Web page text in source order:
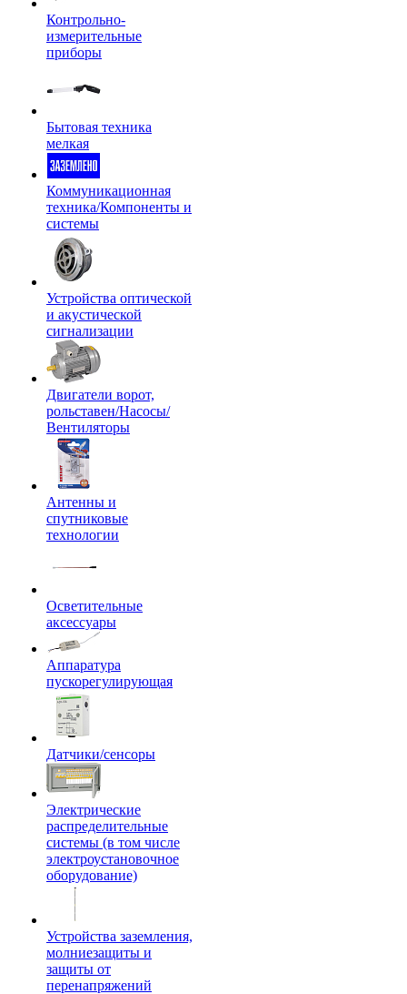
Контрольно-
измерительные
приборы
Бытовая техника
мелкая
Коммуникационная
техника/Компоненты и
системы
Устройства оптической
и акустической
сигнализации
Двигатели ворот,
рольставен/Насосы/
Вентиляторы
Антенны и
спутниковые
технологии
Осветительные
аксессуары
Аппаратура
пускорегулирующая
Датчики/сенсоры
Электрические
распределительные
системы (в том числе
электроустановочное
оборудование)
Устройства заземления,
молниезащиты и
защиты от
перенапряжений